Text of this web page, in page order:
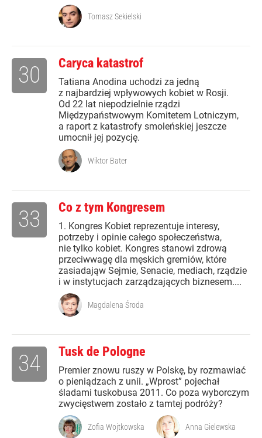
Tomasz Sekielski
Caryca katastrof
Tatiana Anodina uchodzi za jedną
z najbardziej wpływowych kobiet w Rosji.
Od 22 lat niepodzielnie rządzi
Międzypaństwowym Komitetem Lotniczym,
a raport z katastrofy smoleńskiej jeszcze
umocnił jej pozycję.
30
Wiktor Bater
Co z tym Kongresem
1. Kongres Kobiet reprezentuje interesy,
potrzeby i opinie całego społeczeństwa,
nie tylko kobiet. Kongres stanowi zdrową
przeciwwagę dla męskich gremiów, które
zasiadająw Sejmie, Senacie, mediach, rządzie
i w instytucjach zarządzających biznesem....
33
Magdalena Środa
Tusk de Pologne
Premier znowu ruszy w Polskę, by rozmawiać
o pieniądzach z unii. „Wprost” pojechał
śladami tuskobusa 2011. Co poza wyborczym
zwycięstwem zostało z tamtej podróży?
34
Zofia Wojtkowska Anna Gielewska